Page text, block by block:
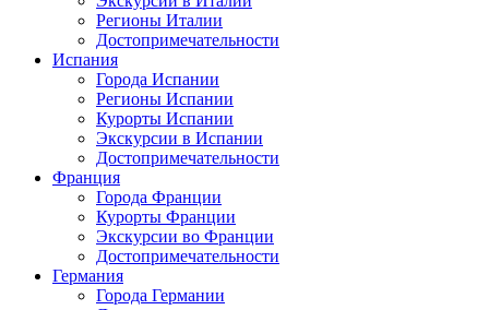
Регионы Италии
Достопримечательности
Испания
Города Испании
Регионы Испании
Курорты Испании
Экскурсии в Испании
Достопримечательности
Франция
Города Франции
Курорты Франции
Экскурсии во Франции
Достопримечательности
Германия
Города Германии